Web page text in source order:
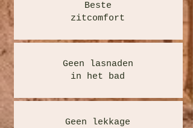
Beste
zitcomfort
Geen lasnaden
in het bad
Geen lekkage